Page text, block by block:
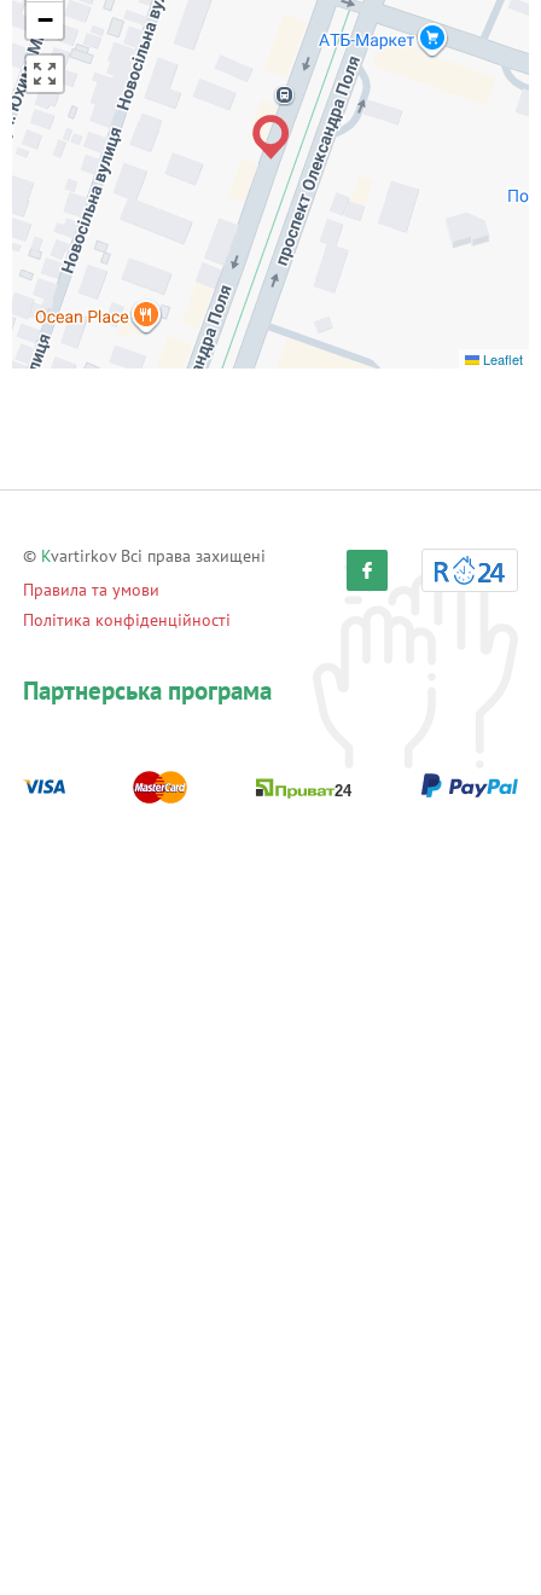
−
Leaflet
© Kvartirkov Всі права захищені
Правила та умови
Політика конфіденційності
Партнерська програма